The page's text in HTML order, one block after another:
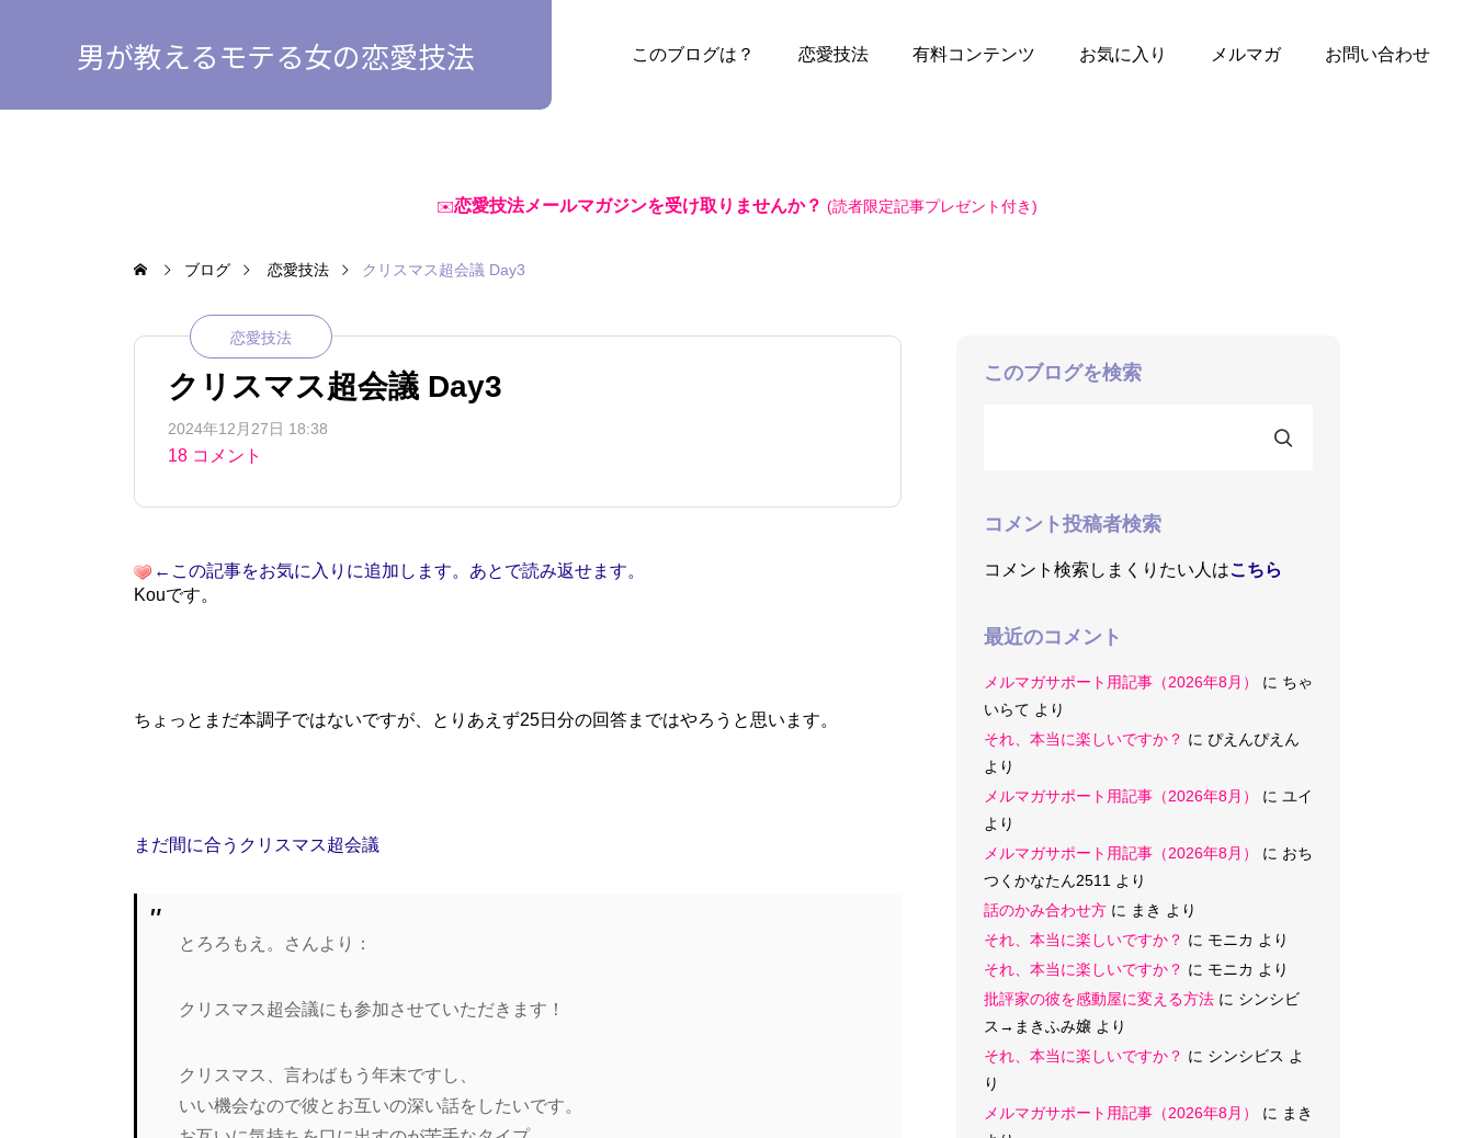
男が教えるモテる女の恋愛技法 このブログは？ 恋愛技法 有料コンテンツ お気に入り メルマガ お問い合わせ
✉️恋愛技法メールマガジンを受け取りませんか？ (読者限定記事プレゼント付き)
ブログ 恋愛技法 クリスマス超会議 Day3
恋愛技法
クリスマス超会議 Day3
2024年12月27日 18:38
18 コメント
←この記事をお気に入りに追加します。あとで読み返せます。
Kouです。
ちょっとまだ本調子ではないですが、とりあえず25日分の回答まではやろうと思います。
まだ間に合うクリスマス超会議
とろろもえ。さんより：
クリスマス超会議にも参加させていただきます！
クリスマス、言わばもう年末ですし、
いい機会なので彼とお互いの深い話をしたいです。
このブログを検索
コメント投稿者検索
コメント検索しまくりたい人はこちら
最近のコメント
メルマガサポート用記事（2026年8月） に ちゃ
いらて より
それ、本当に楽しいですか？ に ぴえんぴえん
より
メルマガサポート用記事（2026年8月）
に ユイ
より
メルマガサポート用記事（2026年8月）
に おち
つくかなたん2511 より
話のかみ合わせ方 に まき より
それ、本当に楽しいですか？ に モニカ より
それ、本当に楽しいですか？ に モニカ より
批評家の彼を感動屋に変える方法 に シンシビ
ス→まきふみ嬢 より
それ、本当に楽しいですか？ に シンシビス よ
り
メルマガサポート用記事（2026年8月）
に まき